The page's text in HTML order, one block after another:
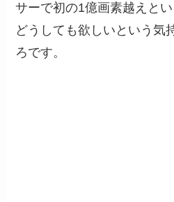
サーで初の1億画素越えと
どうしても欲しいという気
ろです。